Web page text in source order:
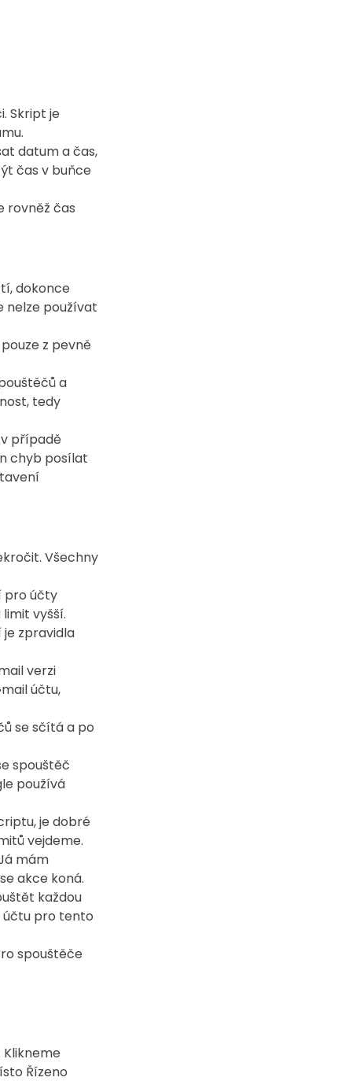
Skript je
datum a čas,
čas v buňce
rovněž čas
dokonce
nelze používat
z pevně
a
tedy
případě
chyb posílat
Všechny
pro účty
vyšší.
je zpravidla
verzi
účtu,
se sčítá a po
spouštěč
používá
je dobré
vejdeme.
mám
akce koná.
každou
účtu pro tento
spouštěče
Klikneme
Řízeno